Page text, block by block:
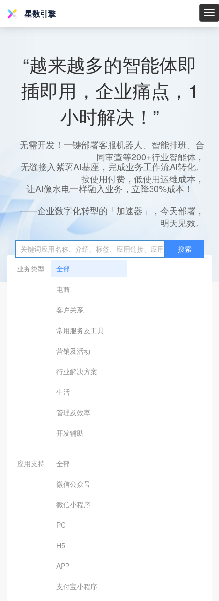
星
星数引擎
“越来越多的智能体即
插即用，企业痛点，1
小时解决！”
无需开发！一键部署客服机器人、智能排班、合
同审查等200+行业智能体，
无缝接入紫薯AI基座，完成业务工作流AI转化。
按使用付费，低使用运维成本，
让AI像水电一样融入业务，立降30%成本！
——企业数字化转型的「加速器」，今天部署，
明天见效。
搜索
业务类型
全部
电商
客户关系
常用服务及工具
营销及活动
行业解决方案
生活
管理及效率
开发辅助
应用支持 全部
微信公众号
微信小程序
PC
H5
APP
支付宝小程序